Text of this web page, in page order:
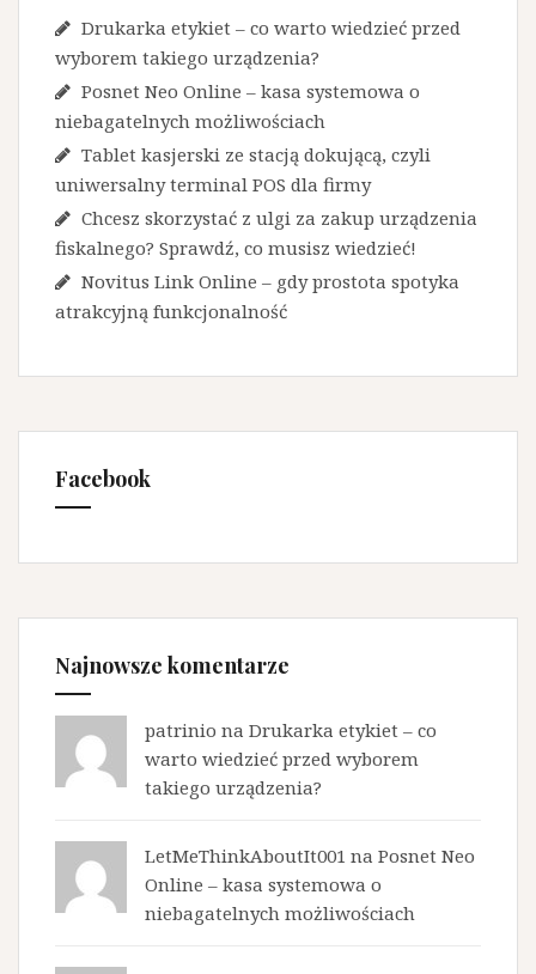
Drukarka etykiet – co warto wiedzieć przed
wyborem takiego urządzenia?
Posnet Neo Online – kasa systemowa o
niebagatelnych możliwościach
Tablet kasjerski ze stacją dokującą, czyli
uniwersalny terminal POS dla firmy
Chcesz skorzystać z ulgi za zakup urządzenia
fiskalnego? Sprawdź, co musisz wiedzieć!
Novitus Link Online – gdy prostota spotyka
atrakcyjną funkcjonalność
Facebook
Najnowsze komentarze
patrinio na Drukarka etykiet – co
warto wiedzieć przed wyborem
takiego urządzenia?
LetMeThinkAboutIt001 na Posnet Neo
Online – kasa systemowa o
niebagatelnych możliwościach